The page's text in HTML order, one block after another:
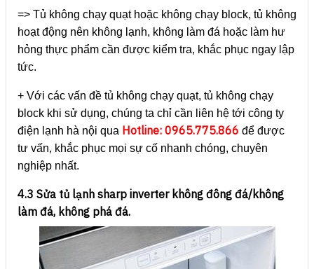
=> Tủ không chạy quạt hoặc không chạy block, tủ không
hoạt động nên không lạnh, không làm đá hoặc làm hư
hỏng thực phẩm cần được kiểm tra, khắc phục ngay lập
tức.
+ Với các vấn đề tủ không chạy quạt, tủ không chạy
block khi sử dụng, chúng ta chỉ cần liên hệ tới công ty
điện lạnh hà nội qua Hotline: 0965.775.866 để được
tư vấn, khắc phục mọi sự cố nhanh chóng, chuyên
nghiệp nhất.
4.3 Sửa tủ lạnh sharp inverter không đông đá/không
làm đá, không phá đá.